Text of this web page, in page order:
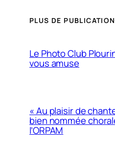
PLUS DE
Le Photo Club
vous amuse
« Au plaisir de
bien nommée
l’ORPAM